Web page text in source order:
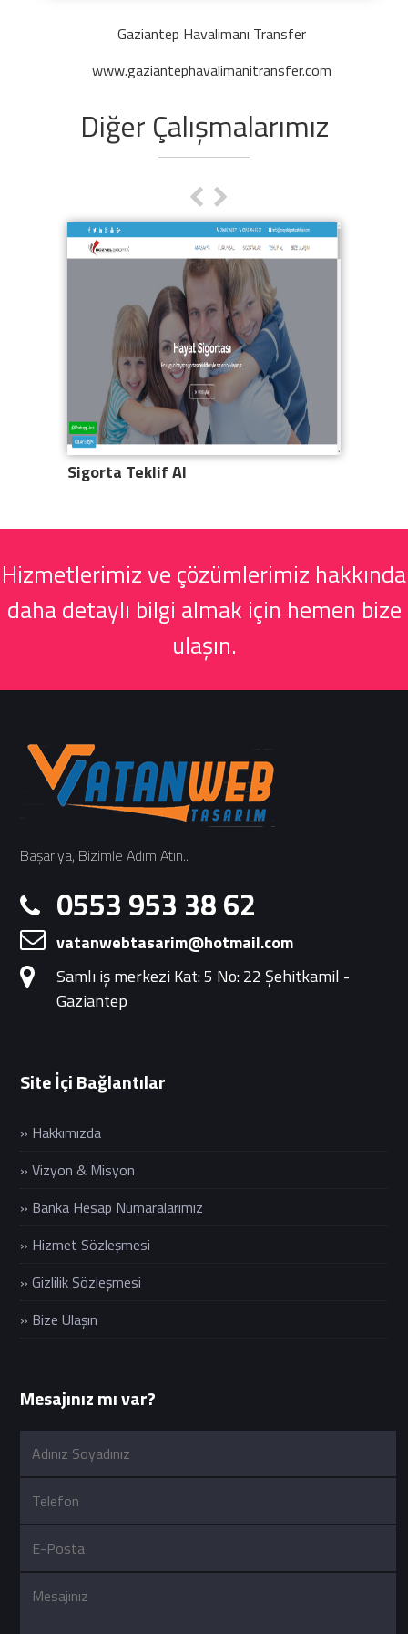
Gaziantep Havalimanı Transfer
www.gaziantephavalimanitransfer.com
Diğer Çalışmalarımız
Sigorta Teklif Al
Hizmetlerimiz ve çözümlerimiz hakkında
daha detaylı bilgi almak için hemen bize
ulaşın.
Başarıya, Bizimle Adım Atın..
0553 953 38 62
vatanwebtasarim@hotmail.com
Samlı iş merkezi Kat: 5 No: 22 Şehitkamil -
Gaziantep
Site İçi Bağlantılar
» Hakkımızda
» Vizyon & Misyon
» Banka Hesap Numaralarımız
» Hizmet Sözleşmesi
» Gizlilik Sözleşmesi
» Bize Ulaşın
Mesajınız mı var?